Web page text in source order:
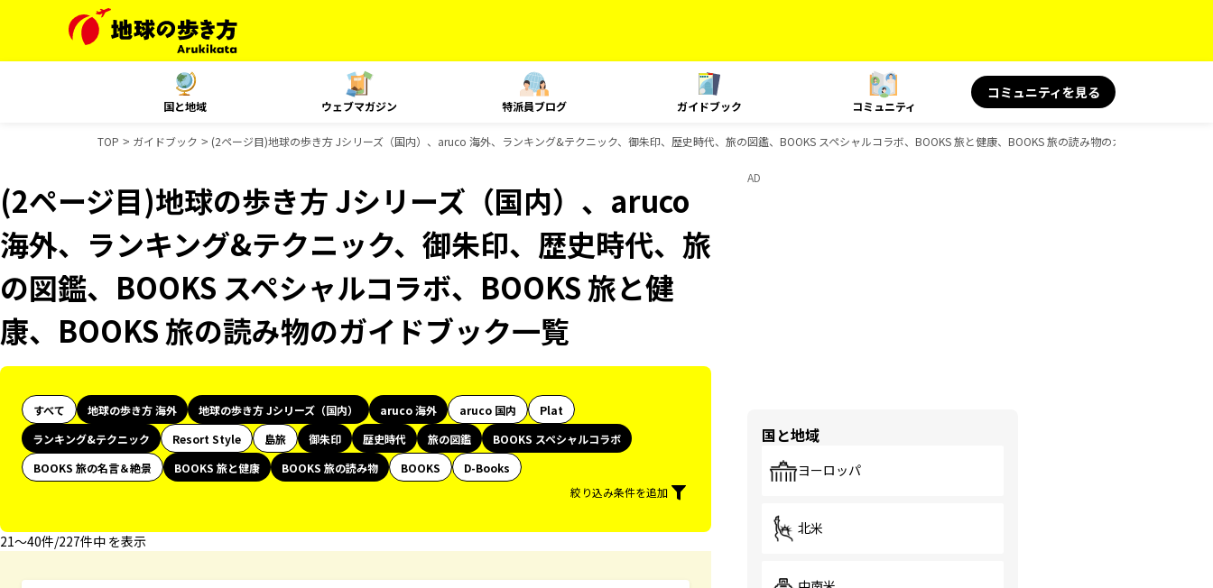
国と地域 ウェブマガジン 特派員ブログ ガイドブック コミュニティ
コミュニティを見る
TOP ガイドブック (2ページ目)地球の歩き方 Jシリーズ（国内）、aruco 海外、ランキング&テクニック、御朱印、歴史時代、旅の図鑑、BOOKS スペシャルコラボ、BOOKS 旅と健康、BOOKS 旅の読み物のガイドブック一覧
(2ページ目)地球の歩き方 Jシリーズ（国内）、aruco
海外、ランキング&テクニック、御朱印、歴史時代、旅
の図鑑、BOOKS スペシャルコラボ、BOOKS 旅と健
康、BOOKS 旅の読み物のガイドブック一覧
すべて 地球の歩き方 海外 地球の歩き方 Jシリーズ（国内） aruco 海外 aruco 国内
Plat
ランキング&テクニック
Resort Style 島旅 御朱印 歴史時代 旅の図鑑
BOOKS スペシャルコラボ
BOOKS 旅の名言＆絶景
BOOKS 旅と健康 BOOKS 旅の読み物 BOOKS
D-Books
絞り込み条件を追加
21〜40件/227件中 を表示
AD
国と地域
ヨーロッパ
北米